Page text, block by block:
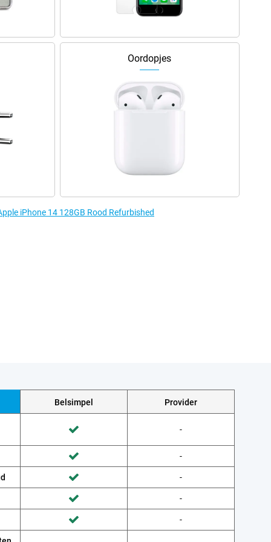
Oordopjes
iPhone 14 128GB Rood Refurbished
Belsimpel Provider
Wordt gedaan door Belsimpel Wordt niet gedaan door Provider
-
Wordt gedaan door Belsimpel Wordt niet gedaan door Provider
-
Wordt gedaan door Belsimpel Wordt niet gedaan door Provider
-
Wordt gedaan door Belsimpel Wordt niet gedaan door Provider
-
Wordt gedaan door Belsimpel Wordt niet gedaan door Provider
-